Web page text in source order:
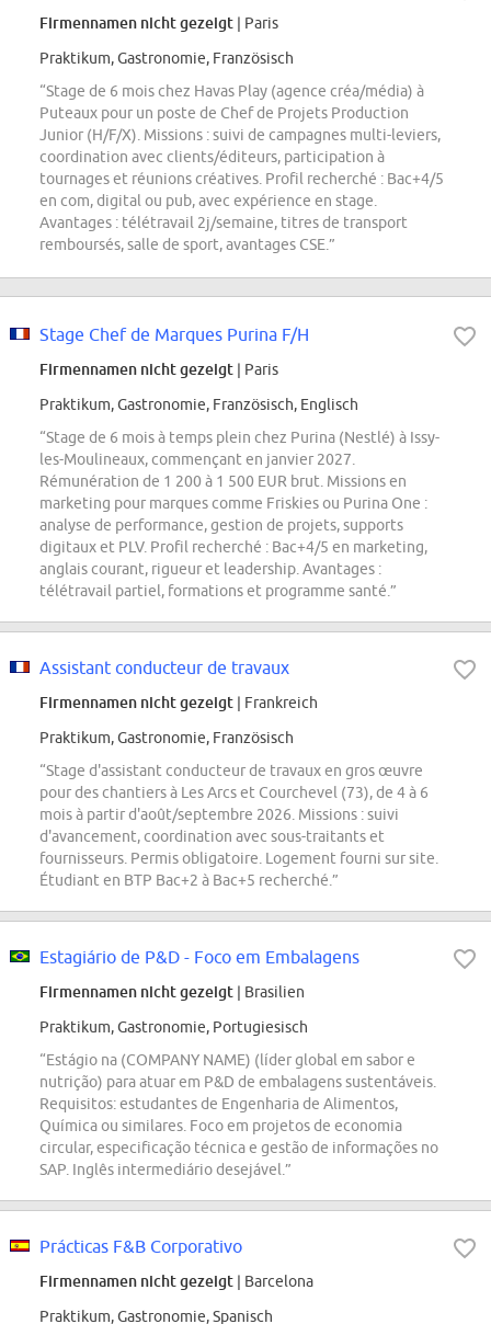
Firmennamen nicht gezeigt | Paris
Praktikum, Gastronomie, Französisch
“Stage de 6 mois chez Havas Play (agence créa/média) à
Puteaux pour un poste de Chef de Projets Production
Junior (H/F/X). Missions : suivi de campagnes multi-leviers,
coordination avec clients/éditeurs, participation à
tournages et réunions créatives. Profil recherché : Bac+4/5
en com, digital ou pub, avec expérience en stage.
Avantages : télétravail 2j/semaine, titres de transport
remboursés, salle de sport, avantages CSE.”
Stage Chef de Marques Purina F/H
Firmennamen nicht gezeigt | Paris
Praktikum, Gastronomie, Französisch, Englisch
“Stage de 6 mois à temps plein chez Purina (Nestlé) à Issy-
les-Moulineaux, commençant en janvier 2027.
Rémunération de 1 200 à 1 500 EUR brut. Missions en
marketing pour marques comme Friskies ou Purina One :
analyse de performance, gestion de projets, supports
digitaux et PLV. Profil recherché : Bac+4/5 en marketing,
anglais courant, rigueur et leadership. Avantages :
télétravail partiel, formations et programme santé.”
Assistant conducteur de travaux
Firmennamen nicht gezeigt | Frankreich
Praktikum, Gastronomie, Französisch
“Stage d'assistant conducteur de travaux en gros œuvre
pour des chantiers à Les Arcs et Courchevel (73), de 4 à 6
mois à partir d'août/septembre 2026. Missions : suivi
d'avancement, coordination avec sous-traitants et
fournisseurs. Permis obligatoire. Logement fourni sur site.
Étudiant en BTP Bac+2 à Bac+5 recherché.”
Estagiário de P&D - Foco em Embalagens
Firmennamen nicht gezeigt | Brasilien
Praktikum, Gastronomie, Portugiesisch
“Estágio na (COMPANY NAME) (líder global em sabor e
nutrição) para atuar em P&D de embalagens sustentáveis.
Requisitos: estudantes de Engenharia de Alimentos,
Química ou similares. Foco em projetos de economia
circular, especificação técnica e gestão de informações no
SAP. Inglês intermediário desejável.”
Prácticas F&B Corporativo
Firmennamen nicht gezeigt | Barcelona
Praktikum, Gastronomie, Spanisch